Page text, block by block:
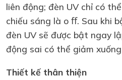
liên động; đèn UV chỉ có
chiếu sáng là o ﬀ. Sau khi
đèn UV sẽ được bật ngay
động sai có thể giảm
Thiết kế thân thiện